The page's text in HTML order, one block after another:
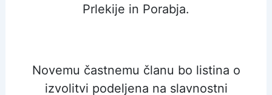
Prlekije in Porabja.
Novemu častnemu članu bo listina o
izvolitvi podeljena na slavnostni